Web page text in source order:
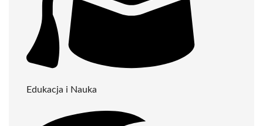
Edukacja i Nauka